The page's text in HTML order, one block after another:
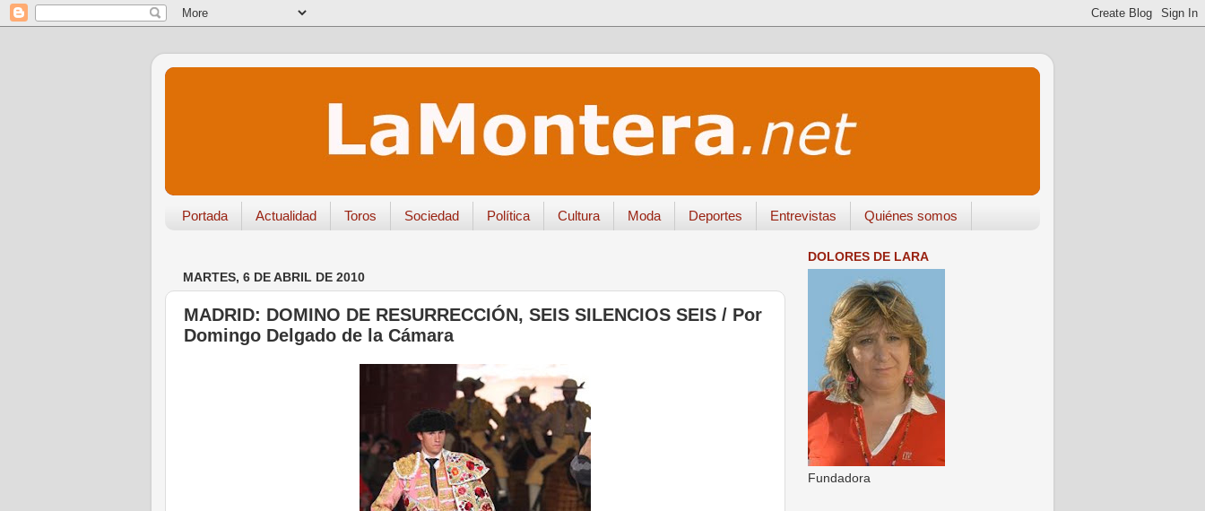
Portada Actualidad Toros Sociedad Política Cultura Moda Deportes Entrevistas Quiénes somos
MARTES, 6 DE ABRIL DE 2010
MADRID: DOMINO DE RESURRECCIÓN, SEIS SILENCIOS SEIS / Por
Domingo Delgado de la Cámara
DOLORES DE LARA
Fundadora